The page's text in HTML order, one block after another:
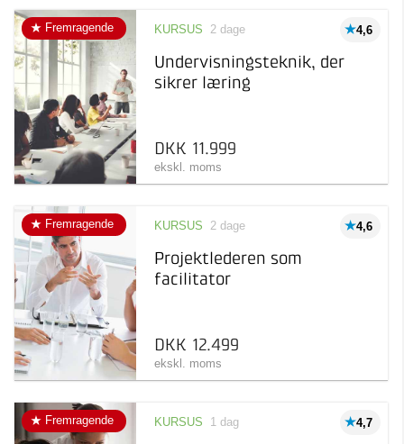
Fremragende 4,6
KURSUS 2 dage
Undervisningsteknik, der
sikrer læring
DKK 11.999
ekskl. moms
Fremragende 4,6
KURSUS 2 dage
Projektlederen som
facilitator
DKK 12.499
ekskl. moms
Fremragende 4,7
KURSUS 1 dag